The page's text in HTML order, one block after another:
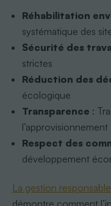
Réhabilitation
systématique des
Sécurité des
strictes
Réduction des
écologique
Transparence :
l’approvisionnement
Respect des
développement
La gestion